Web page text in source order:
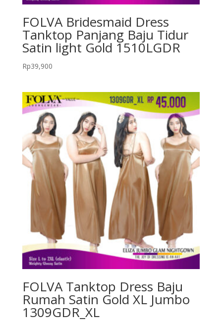
FOLVA Bridesmaid Dress
Tanktop Panjang Baju Tidur
Satin light Gold 1510LGDR
Rp39,900
FOLVA Tanktop Dress Baju
Rumah Satin Gold XL Jumbo
1309GDR_XL